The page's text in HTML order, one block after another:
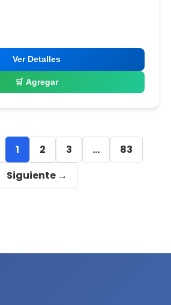
Ver Detalles
🛒 Agregar
1 2 3 ...
83
Siguiente →